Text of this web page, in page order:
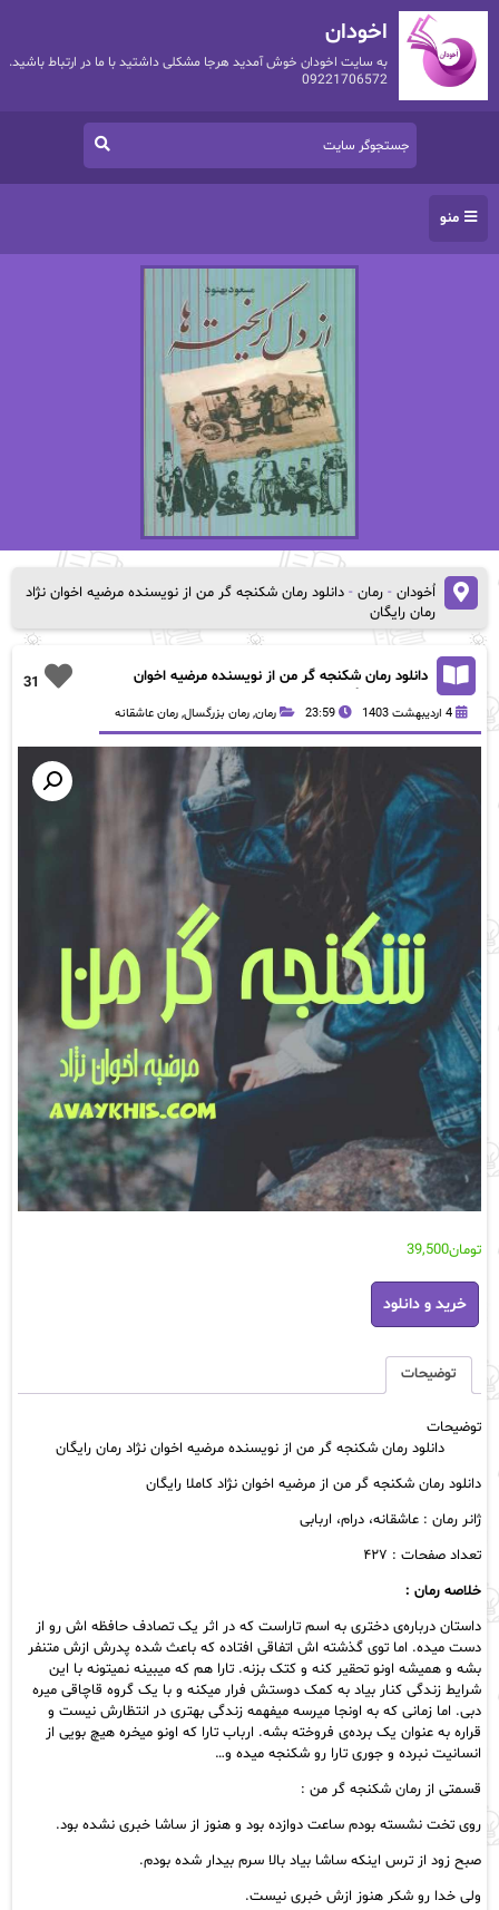
اخودان
به سایت اخودان خوش آمدید هرجا مشکلی داشتید با ما در ارتباط باشید.
09221706572
منو
اُخودان- رمان- دانلود رمان شکنجه گر من از نویسنده مرضیه اخوان نژاد
رمان رایگان
31
دانلود رمان شکنجه گر من از نویسنده مرضیه اخوان
4 اردیبهشت 1403 23:59 رمان, رمان بزرگسال, رمان عاشقانه
تومان39,500
دانلود
رمان
شکنجه
از
مرضیه
نژاد
رمان
رایگان
خرید و دانلود
توضیحات
توضیحات
دانلود رمان شکنجه گر من از نویسنده مرضیه اخوان نژاد رمان رایگان
دانلود رمان شکنجه گر من از مرضیه اخوان نژاد کاملا رایگان
ژانر رمان : عاشقانه، درام، اربابی
تعداد صفحات : ۴۲۷
خلاصه رمان :
داستان درباره‌ی دختری به اسم تاراست که در اثر یک تصادف حافظه اش رو از
دست میده. اما توی گذشته اش اتفاقی افتاده که باعث شده پدرش ازش متنفر
بشه و همیشه اونو تحقیر کنه و کتک بزنه. تارا هم که میبینه نميتونه با این
شرایط زندگی کنار بیاد به کمک دوستش فرار میکنه و با یک گروه قاچاقی میره
دبی. اما زمانی که به اونجا میرسه میفهمه زندگی بهتری در انتظارش نیست و
قراره به عنوان یک برده‌ی فروخته بشه. ارباب تارا که اونو میخره هیچ بویی از
انسانیت نبرده و جوری تارا رو شکنجه میده و…
قسمتی از رمان شکنجه گر من :
روی تخت نشسته بودم ساعت دوازده بود و هنوز از ساشا خبری نشده بود.
صبح زود از ترس اینکه ساشا بیاد بالا سرم بیدار شده بودم.
ولی خدا رو شکر هنوز ازش خبری نیست.